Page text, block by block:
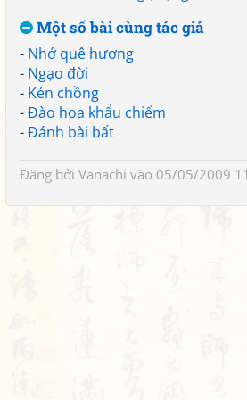
Một số bài cùng tác giả
- Nhớ quê hương
- Ngạo đời
- Kén chồng
-Đào hoa khẩu chiếm
-Đánh bài bất
Đăng bởi Vanachi vào 05/05/2009